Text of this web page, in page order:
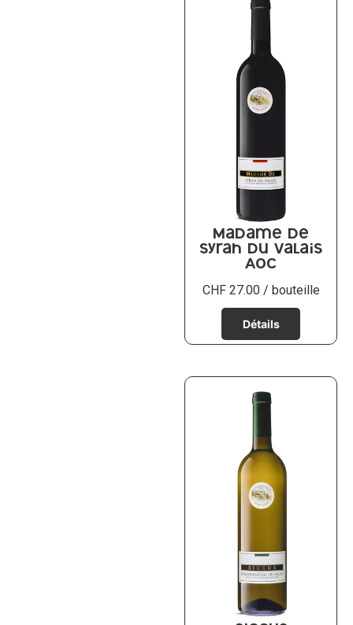
Madame De
Syrah du Valais
AOC
CHF27.00 / bouteille